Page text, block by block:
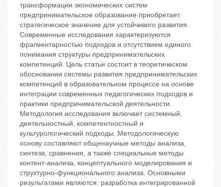
трансформации экономических систем
предпринимательское образование приобретает
стратегическое значение для устойчивого развития.
Современные исследования характеризуются
фрагментарностью подходов и отсутствием единого
понимания структуры предпринимательских
компетенций. Цель статьи состоит в теоретическом
обосновании системы развития предпринимательских
компетенций в образовательном процессе на основе
интеграции современных педагогических подходов и
практики предпринимательской деятельности.
Методология исследования включает системный,
деятельностный, компетентностный и
культурологический подходы. Методологическую
основу составляют общенаучные методы анализа,
синтеза, сравнения, а также специальные методы
контент-анализа, концептуального моделирования и
структурно-функционального анализа. Основными
результатами являются: разработка интегрированной